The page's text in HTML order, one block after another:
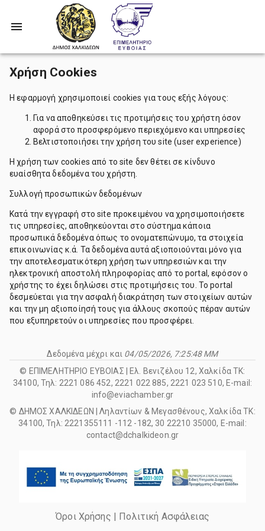
Χρήση Cookies
Η εφαρμογή χρησιμοποιεί cookies για τους εξής λόγους:
Για να αποθηκεύσει τις προτιμήσεις του χρήστη όσον
αφορά στο προσφερόμενο περιεχόμενο και υπηρεσίες
Βελτιστοποιήσει την χρήση του site (user experience)
Η χρήση των cookies από το site δεν θέτει σε κίνδυνο
ευαίσθητα δεδομένα του χρήστη.
Συλλογή προσωπικών δεδομένων
Κατά την εγγραφή στο site προκειμένου να χρησιμοποιήσετε
τις υπηρεσίες, αποθηκεύονται στο σύστημα κάποια
προσωπικά δεδομένα όπως το ονοματεπώνυμο, τα στοιχεία
επικοινωνίας κ.ά. Τα δεδομένα αυτά αξιοποιούνται μόνο για
την αποτελεσματικότερη χρήση των υπηρεσιών και την
ηλεκτρονική αποστολή πληροφορίας από το portal, εφόσον ο
χρήστης το έχει δηλώσει στις προτιμήσεις του. Το portal
δεσμεύεται για την ασφαλή διακράτηση των στοιχείων αυτών
και την μη αξιοποίησή τους για άλλους σκοπούς πέραν αυτών
που εξυπηρετούν οι υπηρεσίες που προσφέρει.
Δεδομένα μέχρι και 04/05/2026, 7:25:48 ΜΜ
© ΕΠΙΜΕΛΗΤΗΡΙΟ ΕΥΒΟΙΑΣ | Ελ. Βενιζέλου 12, Χαλκίδα ΤΚ:
34100, Τηλ: 2221 086 452, 2221 022 885, 2221 023 510, E-mail:
info@eviachamber.gr
© ΔΗΜΟΣ ΧΑΛΚΙΔΕΩΝ | Ληλαντίων & Μεγασθένους, Χαλκίδα ΤΚ:
34100, Τηλ: 2221355111 -112 -182, 30 22210 35000, E-mail:
contact@dchalkideon.gr
Όροι Χρήσης | Πολιτική Ασφάλειας